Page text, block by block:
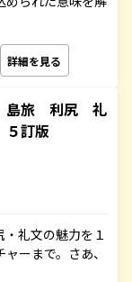
詳細を見る
島旅 利尻 礼
訂版
礼文の魅力を１
ーまで。さあ、